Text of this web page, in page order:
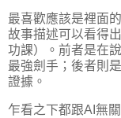
最喜歡應該是裡面
故事描述可以看得
功課）。前者是在
最強劍手；後者則
證據。
乍看之下都跟AI無